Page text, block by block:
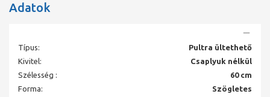
Adatok
Típus:
Pultra ültethető
Kivitel:
Csaplyuk nélkül
Szélesség :
60 cm
Forma:
Szögletes